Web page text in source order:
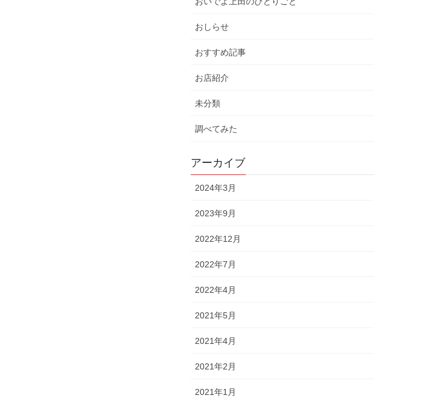
おしらせ
おすすめ記事
お店紹介
未分類
調べてみた
アーカイブ
2024年3月
2023年9月
2022年12月
2022年7月
2022年4月
2021年5月
2021年4月
2021年2月
2021年1月